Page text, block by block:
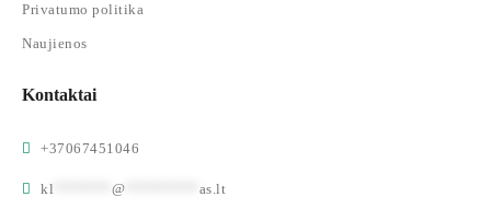
Privatumo politika
Naujienos
Kontaktai
+37067451046
kl @ as.lt